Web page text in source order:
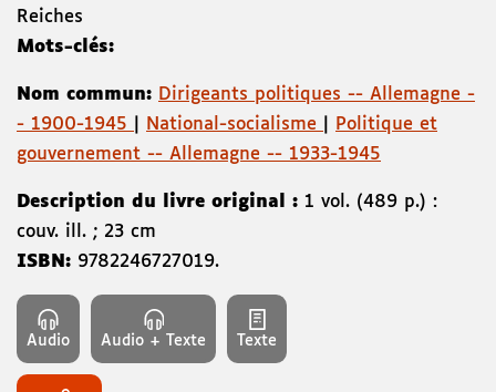
Reiches
Mots-clés:
Nom commun: Dirigeants politiques -- Allemagne -
- 1900-1945
National-socialisme
Politique et
gouvernement -- Allemagne -- 1933-1945
Description du livre original : 1 vol. (489 p.) :
couv. ill. ; 23 cm
ISBN: 9782246727019.
Audio Audio + Texte Texte